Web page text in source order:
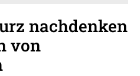
nachdenken
von